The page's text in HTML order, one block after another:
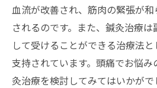
血流が改善され、筋肉の緊張が
されるのです。また、鍼灸治療
して受けることができる治療法
支持されています。頭痛でお悩
灸治療を検討してみてはいかがで